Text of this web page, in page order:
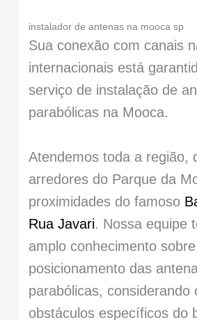
instalador de antenas na mooca sp
Sua conexão com canais
internacionais está
serviço de instalação de
parabólicas na Mooca.
Atendemos toda a região,
arredores do Parque da
proximidades do famoso
Rua Javari. Nossa equipe
amplo conhecimento
posicionamento das
parabólicas, considerando
obstáculos específicos do